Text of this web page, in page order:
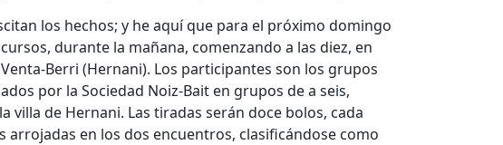
los hechos; y he aquí que para el próximo domingo
durante la mañana, comenzando a las diez, en
Berri (Hernani). Los participantes son los grupos
por la Sociedad Noiz-Bait en grupos de a seis,
villa de Hernani. Las tiradas serán doce bolos, cada
en los dos encuentros, clasificándose como